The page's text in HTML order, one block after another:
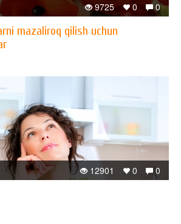
0
0
9725
mazaliroq qilish uchun
0
0
12901